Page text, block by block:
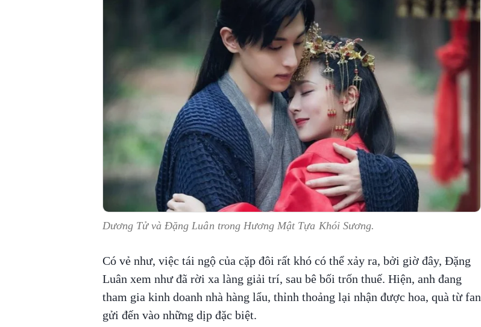
Dương Tử và Đặng Luân trong Hương Mật Tựa Khói Sương.
Có vẻ như, việc tái ngộ của cặp đôi rất khó có thể xảy ra, bởi giờ đây, Đặng
Luân xem như đã rời xa làng giải trí, sau bê bối trốn thuế. Hiện, anh đang
tham gia kinh doanh nhà hàng lẩu, thỉnh thoảng lại nhận được hoa, quà từ fan
gửi đến vào những dịp đặc biệt.